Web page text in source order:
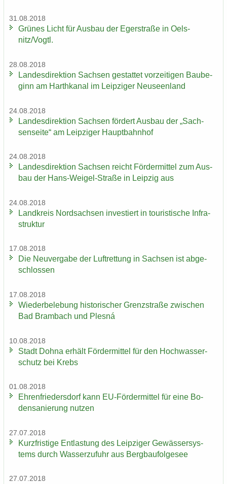
31.08.2018
Grü­nes Licht für Aus­bau der Eger­stra­ße in Oels­
nitz/Vogtl.
28.08.2018
Lan­des­di­rek­ti­on Sach­sen ge­stat­tet vor­zei­ti­gen Bau­be­
ginn am Harth­ka­nal im Leip­zi­ger Neu­seen­land
24.08.2018
Lan­des­di­rek­ti­on Sach­sen för­dert Aus­bau der „Sach­
sen­sei­te“ am Leip­zi­ger Haupt­bahn­hof
24.08.2018
Lan­des­di­rek­ti­on Sach­sen reicht För­der­mit­tel zum Aus­
bau der Hans-​Weigel-Straße in Leip­zig aus
24.08.2018
Land­kreis Nord­sach­sen in­ves­tiert in tou­ris­ti­sche In­fra­
struk­tur
17.08.2018
Die Neu­ver­ga­be der Luft­ret­tung in Sach­sen ist ab­ge­
schlos­sen
17.08.2018
Wie­der­be­le­bung his­to­ri­scher Grenz­stra­ße zwi­schen
Bad Brambach und Plesná
10.08.2018
Stadt Dohna er­hält För­der­mit­tel für den Hoch­was­ser­
schutz bei Krebs
01.08.2018
Eh­ren­frie­ders­dorf kann EU-​Fördermittel für eine Bo­
den­sa­nie­rung nut­zen
27.07.2018
Kurz­fris­ti­ge Ent­las­tung des Leip­zi­ger Ge­wäs­ser­sys­
tems durch Was­ser­zu­fuhr aus Berg­bau­fol­ge­see
27.07.2018